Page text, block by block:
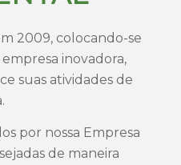
2009, colocando-se
inovadora,
suas atividades de
por nossa Empresa
de maneira